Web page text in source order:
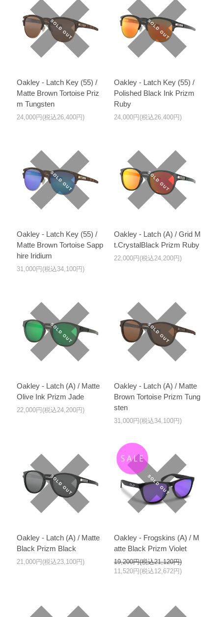
Oakley - Latch Key (55) /
Matte Brown Tortoise Priz
m Tungsten
24,000円(税込26,400円)
Oakley - Latch Key (55) /
Polished Black Ink Prizm
Ruby
24,000円(税込26,400円)
Oakley - Latch Key (55) /
Matte Brown Tortoise Sapp
hire Iridium
31,000円(税込34,100円)
Oakley - Latch (A) / Grid M
t.CrystalBlack Prizm Ruby
22,000円(税込24,200円)
Oakley - Latch (A) / Matte
Olive Ink Prizm Jade
22,000円(税込24,200円)
Oakley - Latch (A) / Matte
Brown Tortoise Prizm Tung
sten
31,000円(税込34,100円)
Oakley - Latch (A) / Matte
Black Prizm Black
21,000円(税込23,100円)
Oakley - Frogskins (A) / M
atte Black Prizm Violet
19,200円(税込21,120円)
11,520円(税込12,672円)